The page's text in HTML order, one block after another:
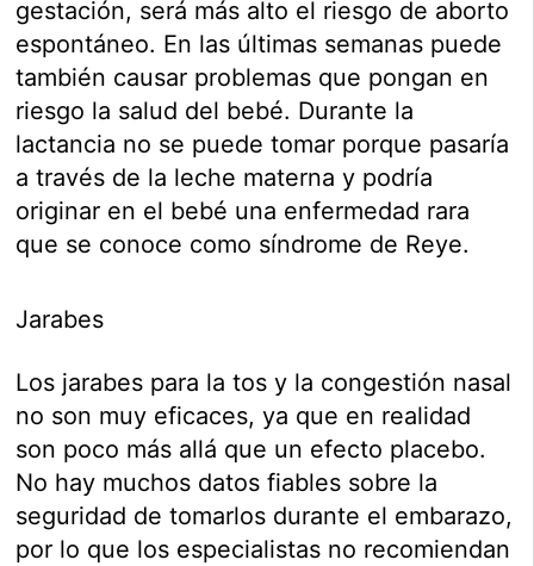
gestación, será más alto el riesgo de aborto
espontáneo. En las últimas semanas puede
también causar problemas que pongan en
riesgo la salud del bebé. Durante la
lactancia no se puede tomar porque pasaría
a través de la leche materna y podría
originar en el bebé una enfermedad rara
que se conoce como síndrome de Reye.
Jarabes
Los jarabes para la tos y la congestión nasal
no son muy eficaces, ya que en realidad
son poco más allá que un efecto placebo.
No hay muchos datos fiables sobre la
seguridad de tomarlos durante el embarazo,
por lo que los especialistas no recomiendan